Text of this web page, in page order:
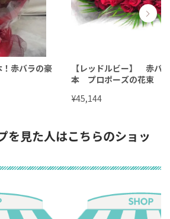
赤バラの豪
【レッドルビー】 赤バ
本 プロポーズの花束
¥45,144
を見た人はこちらのショッ